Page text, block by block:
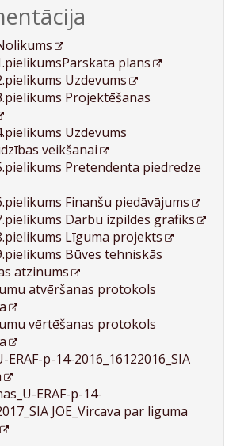
plans
Uzdevums
Projektēšanas
Uzdevums
veikšanai
Pretendenta piedredze
Finanšu piedāvājums
Darbu izpildes grafiks
Līguma projekts
Būves tehniskās
atzinums
atvēršanas protokols
vērtēšanas protokols
ERAF-p-14-2016_16122016_SIA
ERAF-p-14-
JOE_Vircava par liguma